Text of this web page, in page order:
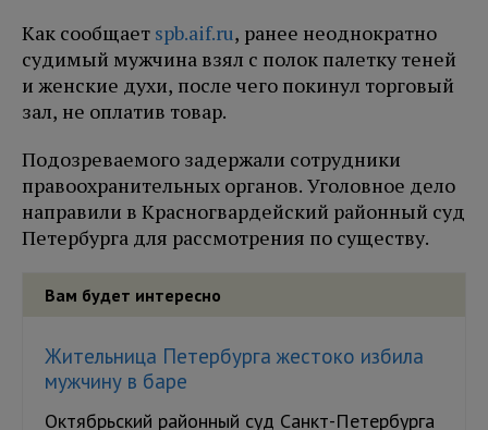
Как сообщает spb.aif.ru, ранее неоднократно
судимый мужчина взял с полок палетку теней
и женские духи, после чего покинул торговый
зал, не оплатив товар.
Подозреваемого задержали сотрудники
правоохранительных органов. Уголовное дело
направили в Красногвардейский районный суд
Петербурга для рассмотрения по существу.
Вам будет интересно
Жительница Петербурга жестоко избила
мужчину в баре
Октябрьский районный суд Санкт-Петербурга